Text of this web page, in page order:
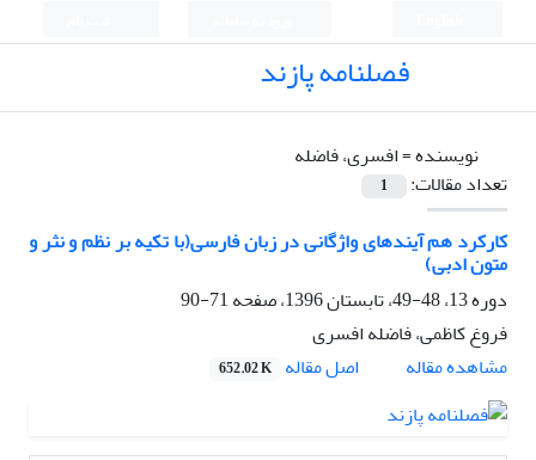
فصلنامه پازند
نویسنده =افسری، فاضله
تعداد مقالات:
1
کارکرد هم آیندهای واژگانی در زبان فارسی(با تکیه بر نظم و نثر و
متون ادبی)
دوره 13، 48-49، تابستان 1396، صفحه
71-90
فروغ کاظمی، فاضله افسری
مشاهده مقاله
اصل مقاله 652.02 K